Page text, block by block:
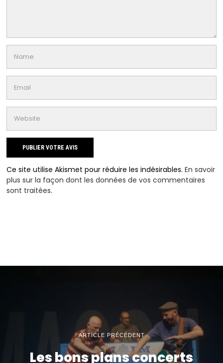
Ce site utilise Akismet pour réduire les indésirables.En savoir
plus sur la façon dont les données de vos commentaires
sont traitées.
ARTICLE PRÉCÉDENT
Les bons plans concerts